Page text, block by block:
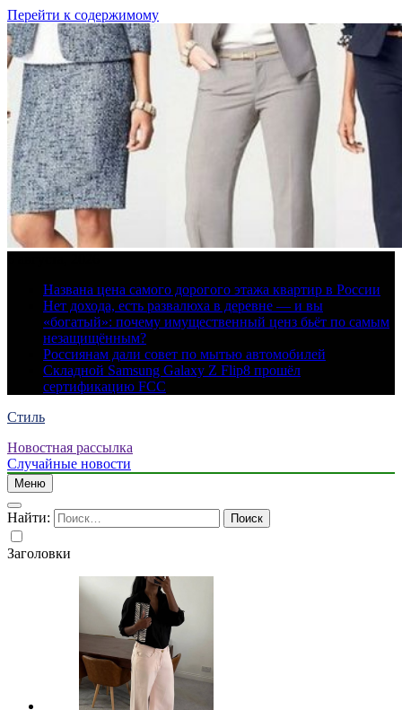
Перейти к содержимому
Названа цена самого дорогого этажа квартир в России
Нет дохода, есть развалюха в деревне — и вы
«богатый»: почему имущественный ценз бьёт по самым
незащищённым?
Россиянам дали совет по мытью автомобилей
Складной Samsung Galaxy Z Flip8 прошёл
сертификацию FCC
Стиль
Новостная рассылка
Случайные новости
Меню
Найти:
Заголовки